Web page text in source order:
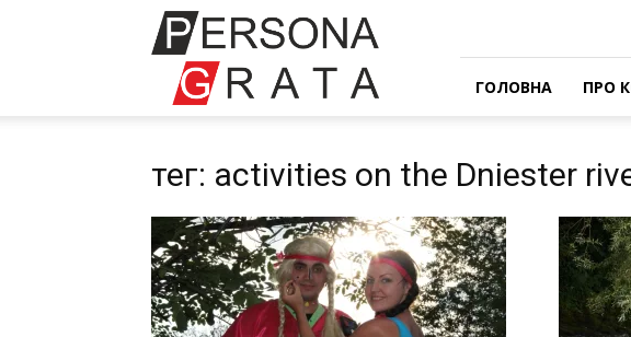
Івент
компанія
Персона
Грата
ГОЛОВНА ПРО
тег: activities on the Dniester